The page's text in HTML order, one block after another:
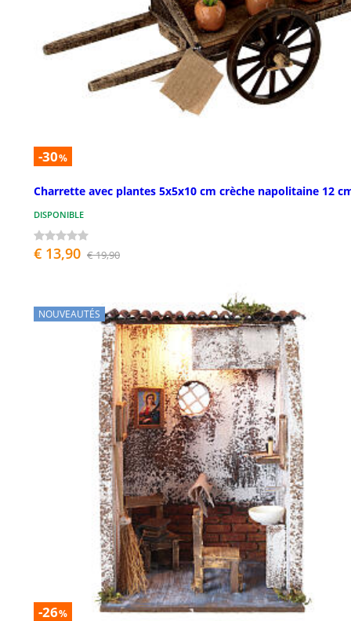
-30%
Charrette avec plantes 5x5x10 cm crèche napolitaine 12
DISPONIBLE
€ 13,90 € 19,90
NOUVEAUTÉS
-26%